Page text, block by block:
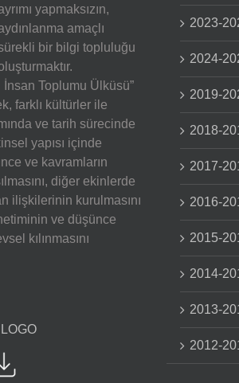
yapmaksızın,
amaçlı
bir bilgi topluluğu
İnsan Toplumu Ülküsü”
farklı kültürler ile
ve tarih sürecinde
yapısı içinde
ve kavramların
diğer ekinlerde
ilişkilerinin kurulmasını
ve düşünce
kılınmasını
2023-
2024-
2019-
2018-
2017-
2016-
2015-
2014-
2013-
2012-